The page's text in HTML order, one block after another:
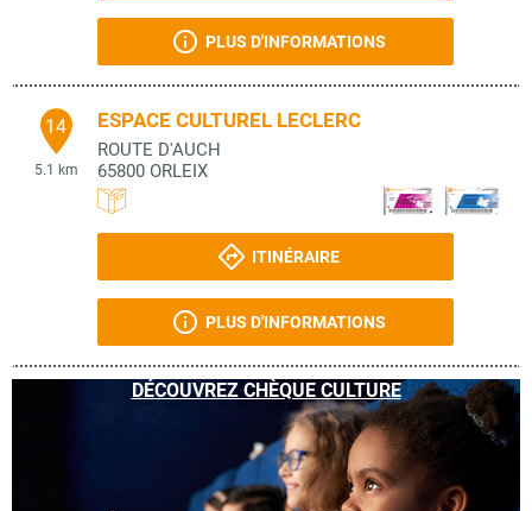
PLUS D'INFORMATIONS
14
5.1 km
ESPACE CULTUREL LECLERC
ROUTE D'AUCH
65800 ORLEIX
ITINÉRAIRE
PLUS D'INFORMATIONS
DÉCOUVREZ CHÈQUE CULTURE